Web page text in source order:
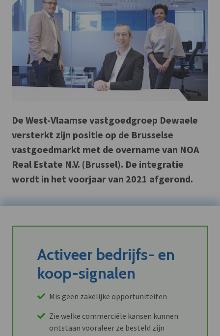
De West-Vlaamse vastgoedgroep Dewaele
versterkt zijn positie op de Brusselse
vastgoedmarkt met de overname van NOA
Real Estate N.V. (Brussel). De integratie
wordt in het voorjaar van 2021 afgerond.
Activeer bedrijfs- en
koop-signalen
Mis geen zakelijke opportuniteiten
Zie welke commerciële kansen kunnen
ontstaan vooraleer ze besteld zijn